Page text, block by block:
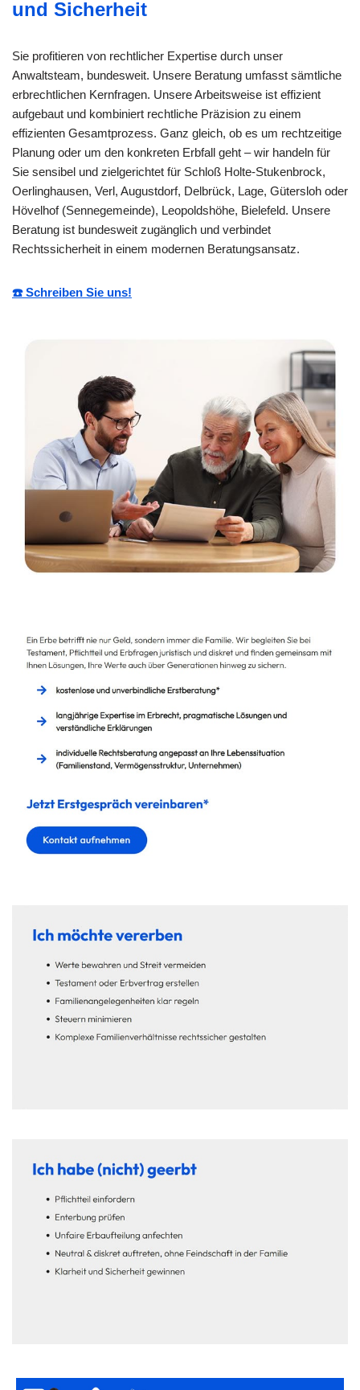
und Sicherheit
Sie profitieren von rechtlicher Expertise durch unser
Anwaltsteam, bundesweit. Unsere Beratung umfasst sämtliche
erbrechtlichen Kernfragen. Unsere Arbeitsweise ist effizient
aufgebaut und kombiniert rechtliche Präzision zu einem
effizienten Gesamtprozess. Ganz gleich, ob es um rechtzeitige
Planung oder um den konkreten Erbfall geht – wir handeln für
Sie sensibel und zielgerichtet für Schloß Holte-Stukenbrock,
Oerlinghausen, Verl, Augustdorf, Delbrück, Lage, Gütersloh oder
Hövelhof (Sennegemeinde), Leopoldshöhe, Bielefeld. Unsere
Beratung ist bundesweit zugänglich und verbindet
Rechtssicherheit in einem modernen Beratungsansatz.
☎️ Schreiben Sie uns!